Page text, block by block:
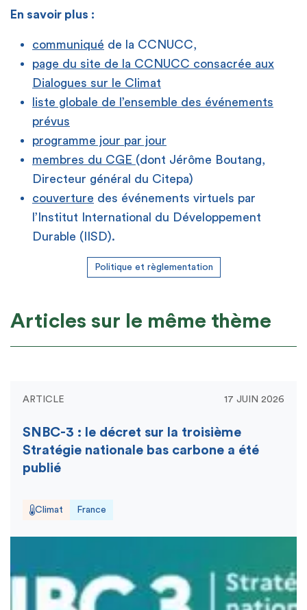
En savoir plus :
communiqué de la CCNUCC,
page du site de la CCNUCC consacrée aux
Dialogues sur le Climat
liste globale de l’ensemble des événements
prévus
programme jour par jour
membres du CGE (dont Jérôme Boutang,
Directeur général du Citepa)
couverture des événements virtuels par
l’Institut International du Développement
Durable (IISD).
Politique et règlementation
Articles sur le même thème
ARTICLE 17 JUIN 2026
SNBC-3 : le décret sur la troisième
Stratégie nationale bas carbone a été
publié
Climat France